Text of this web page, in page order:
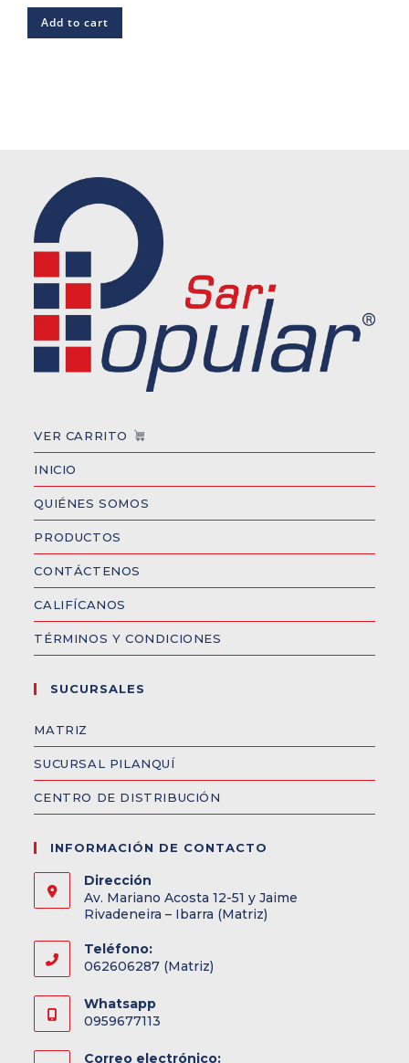
Add to cart
VER CARRITO
INICIO
QUIÉNES SOMOS
PRODUCTOS
CONTÁCTENOS
CALIFÍCANOS
TÉRMINOS Y CONDICIONES
SUCURSALES
MATRIZ
SUCURSAL PILANQUÍ
CENTRO DE DISTRIBUCIÓN
INFORMACIÓN DE CONTACTO
Dirección
Av. Mariano Acosta 12-51 y Jaime
Rivadeneira – Ibarra (Matriz)
Teléfono:
062606287 (Matriz)
Whatsapp
0959677113
Correo electrónico: